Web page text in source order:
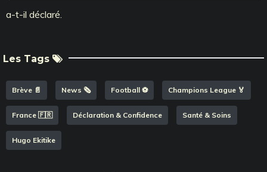
a-t-il déclaré.
Les Tags
Brève 📄 News 🗞️ Football ⚽️ Champions League 🏅
France 🇫🇷 Déclaration & Confidence Santé & Soins
Hugo Ekitike